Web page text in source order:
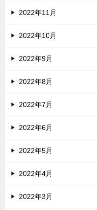
2022年11月
2022年10月
2022年9月
2022年8月
2022年7月
2022年6月
2022年5月
2022年4月
2022年3月